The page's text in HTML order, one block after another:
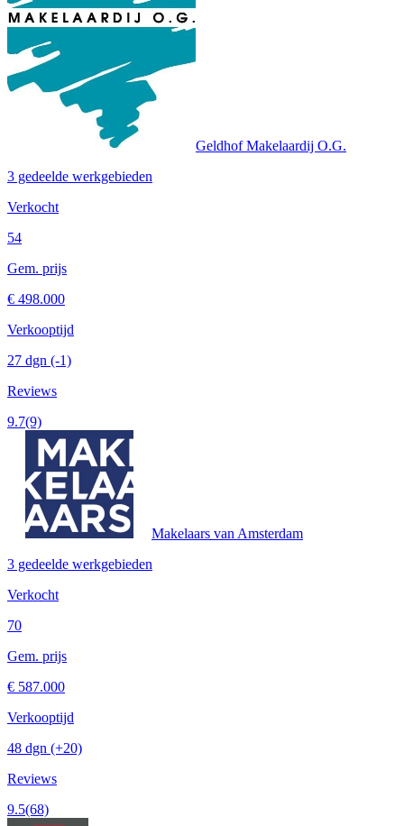
Geldhof Makelaardij O.G.
3 gedeelde werkgebieden
Verkocht
54
Gem. prijs
€ 498.000
Verkooptijd
27 dgn (-1)
Reviews
9.7(9)
Makelaars van Amsterdam
3 gedeelde werkgebieden
Verkocht
70
Gem. prijs
€ 587.000
Verkooptijd
48 dgn (+20)
Reviews
9.5(68)